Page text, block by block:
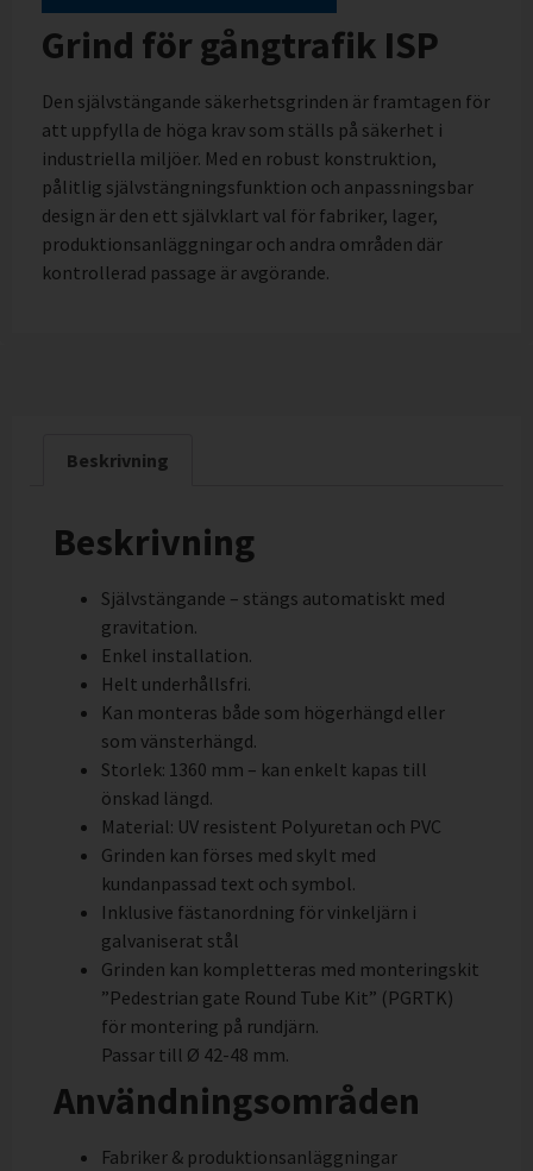
Grind för gångtrafik ISP
Den självstängande säkerhetsgrinden är framtagen för
att uppfylla de höga krav som ställs på säkerhet i
industriella miljöer. Med en robust konstruktion,
pålitlig självstängningsfunktion och anpassningsbar
design är den ett självklart val för fabriker, lager,
produktionsanläggningar och andra områden där
kontrollerad passage är avgörande.
Beskrivning
Beskrivning
Självstängande – stängs automatiskt med
gravitation.
Enkel installation.
Helt underhållsfri.
Kan monteras både som högerhängd eller
som vänsterhängd.
Storlek: 1360 mm – kan enkelt kapas till
önskad längd.
Material: UV resistent Polyuretan och PVC
Grinden kan förses med skylt med
kundanpassad text och symbol.
Inklusive fästanordning för vinkeljärn i
galvaniserat stål
Grinden kan kompletteras med monteringskit
”Pedestrian gate Round Tube Kit” (PGRTK)
för montering på rundjärn.
Passar till Ø 42-48 mm.
Användningsområden
Fabriker & produktionsanläggningar